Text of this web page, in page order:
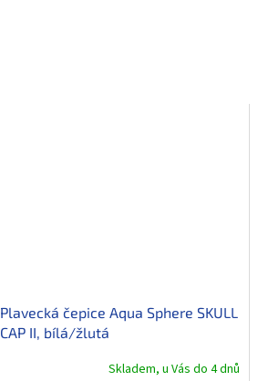
Plavecká čepice Aqua Sphere SKULL
CAP II, bílá/žlutá
Skladem, u Vás do 4 dnů